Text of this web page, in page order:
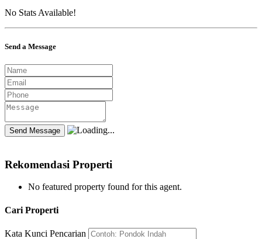
No Stats Available!
Send a Message
Rekomendasi Properti
No featured property found for this agent.
Cari Properti
Kata Kunci Pencarian